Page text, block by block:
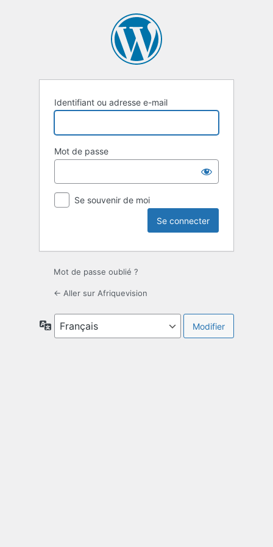
Identifiant ou adresse e-mail
Mot de passe
Se souvenir de moi
Mot de passe oublié ?
← Aller sur Afriquevision
Langue